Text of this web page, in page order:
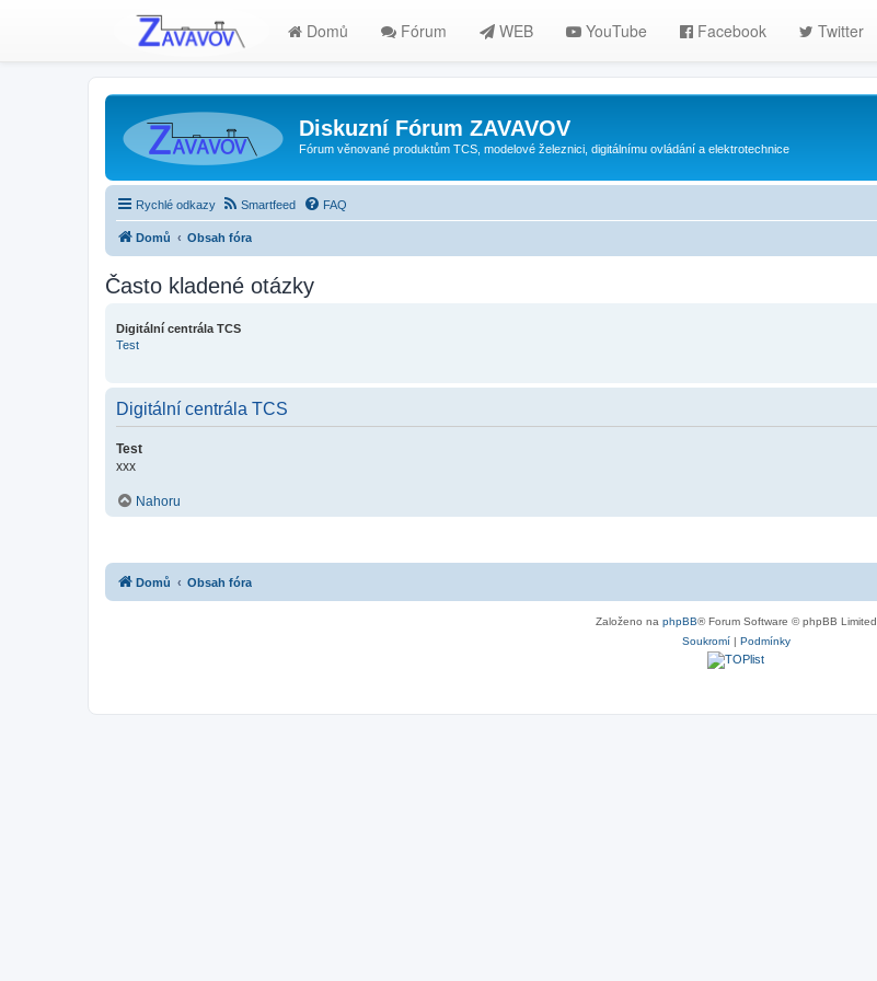
Domů Fórum WEB YouTube Facebook Twitter
Diskuzní Fórum ZAVAVOV
Fórum věnované produktům TCS, modelové železnici, digitálnímu ovládání a elektrotechnice
Rychlé odkazy Smartfeed FAQ
Domů Obsah fóra
Často kladené otázky
Digitální centrála TCS
Test
Digitální centrála TCS
Test
xxx
Nahoru
Domů Obsah fóra
Založeno na phpBB® Forum Software © phpBB Limited
Soukromí| Podmínky